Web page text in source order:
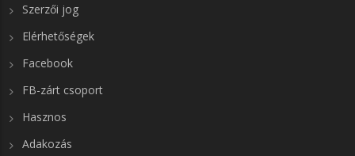
Szerzői jog
Elérhetőségek
Facebook
FB-zárt csoport
Hasznos
Adakozás